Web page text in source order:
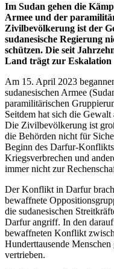
Im Sudan gehen die
Armee und der
Zivilbevölkerung ist der
sudanesische Regierung
schützen. Die seit
Land trägt zur Eskalation
Am 15. April 2023
sudanesischen Armee
paramilitärischen
Seitdem hat sich die Gewalt
Die Zivilbevölkerung ist
die Behörden nicht für
Beginn des Darfur-
Kriegsverbrechen und
immer nicht zur
Der Konflikt in Darfur
bewaffnete
die sudanesischen
Darfur angriff. In den
bewaffneten Konflikt
Hunderttausende
vertrieben.